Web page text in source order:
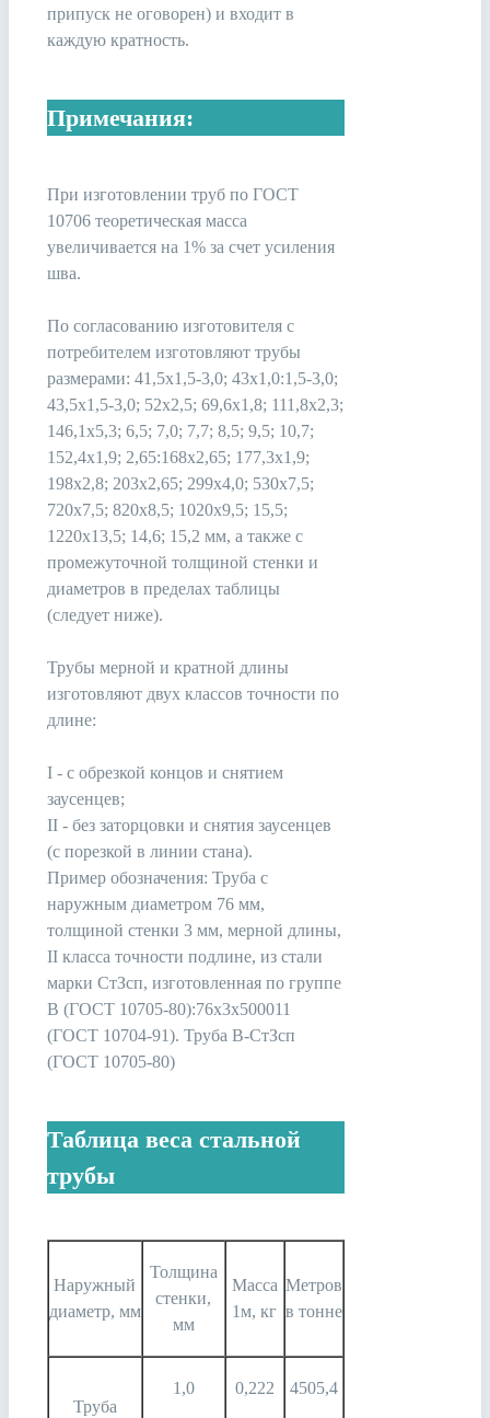
припуск не оговорен) и входит в
каждую кратность.
Примечания:
При изготовлении труб по ГОСТ
10706 теоретическая масса
увеличивается на 1% за счет усиления
шва.
По согласованию изготовителя с
потребителем изготовляют трубы
размерами: 41,5x1,5-3,0; 43x1,0:1,5-3,0;
43,5x1,5-3,0; 52x2,5; 69,6x1,8; 111,8x2,3;
146,1x5,3; 6,5; 7,0; 7,7; 8,5; 9,5; 10,7;
152,4x1,9; 2,65:168x2,65; 177,3x1,9;
198x2,8; 203x2,65; 299x4,0; 530x7,5;
720x7,5; 820x8,5; 1020x9,5; 15,5;
1220x13,5; 14,6; 15,2 мм, а также с
промежуточной толщиной стенки и
диаметров в пределах таблицы
(следует ниже).
Трубы мерной и кратной длины
изготовляют двух классов точности по
длине:
I - с обрезкой концов и снятием
заусенцев;
II - без заторцовки и снятия заусенцев
(с порезкой в линии стана).
Пример обозначения: Труба с
наружным диаметром 76 мм,
толщиной стенки 3 мм, мерной длины,
II класса точности подлине, из стали
марки СтЗсп, изготовленная по группе
В (ГОСТ 10705-80):76x3x500011
(ГОСТ 10704-91). Труба В-СтЗсп
(ГОСТ 10705-80)
Таблица веса стальной
трубы
Наружный
диаметр, мм
Толщина
стенки,
мм
Масса
1м, кг
Метров
в тонне
Труба
1,0 0,222 4505,4